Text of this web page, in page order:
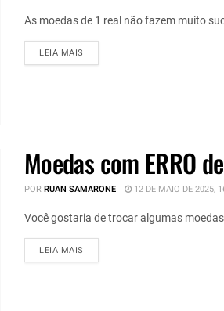
As moedas de 1 real não fazem muito
LEIA MAIS
Moedas com ERRO
PORRUAN SAMARONE 12 DE MAIO DE 2025,
Você gostaria de trocar algumas
LEIA MAIS